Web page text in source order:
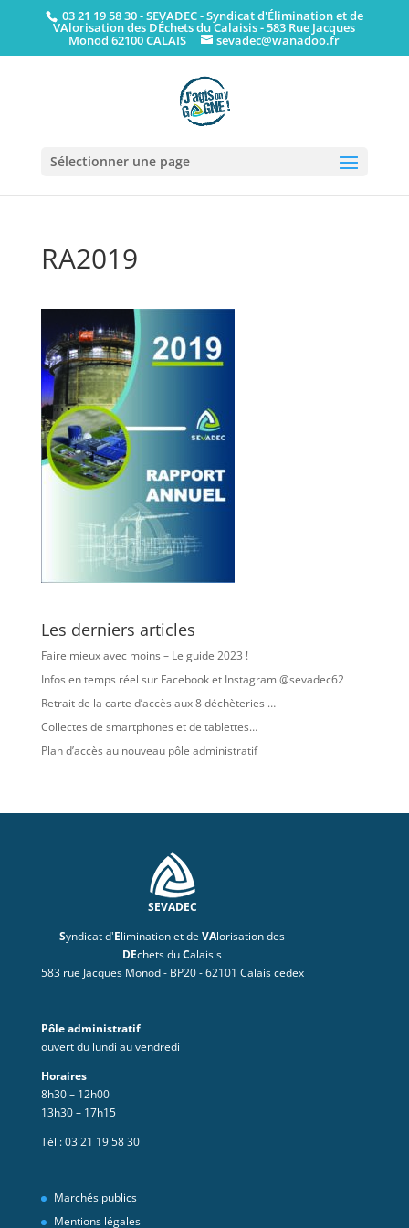
03 21 19 58 30- SEVADEC - Syndicat d'Élimination et de
VAlorisation des DÉchets du Calaisis - 583 Rue Jacques
Monod 62100 CALAIS sevadec@wanadoo.fr
Sélectionner une page
RA2019
Les derniers articles
Faire mieux avec moins – Le guide 2023 !
Infos en temps réel sur Facebook et Instagram @sevadec62
Retrait de la carte d’accès aux 8 déchèteries …
Collectes de smartphones et de tablettes…
Plan d’accès au nouveau pôle administratif
SEVADEC
Syndicat d'Elimination et deVAlorisation des
DEchets duCalaisis
583 rue Jacques Monod - BP20 - 62101 Calais cedex
Pôle administratif
ouvert du lundi au vendredi
Horaires
8h30 – 12h00
13h30 – 17h15
Tél :03 21 19 58 30
Marchés publics
Mentions légales